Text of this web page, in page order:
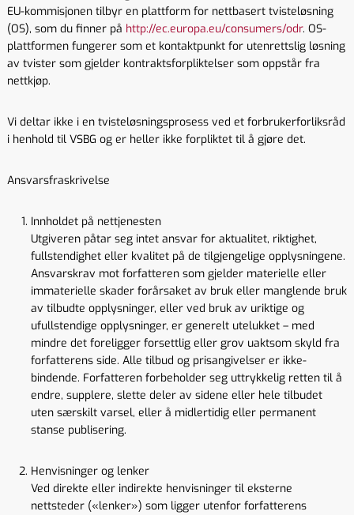
EU-kommisjonen tilbyr en plattform for nettbasert tvisteløsning
(OS), som du finner på http://ec.europa.eu/consumers/odr. OS-
plattformen fungerer som et kontaktpunkt for utenrettslig løsning
av tvister som gjelder kontraktsforpliktelser som oppstår fra
nettkjøp.
Vi deltar ikke i en tvisteløsningsprosess ved et forbrukerforliksråd
i henhold til VSBG og er heller ikke forpliktet til å gjøre det.
Ansvarsfraskrivelse
Innholdet på nettjenesten
Utgiveren påtar seg intet ansvar for aktualitet, riktighet,
fullstendighet eller kvalitet på de tilgjengelige opplysningene.
Ansvarskrav mot forfatteren som gjelder materielle eller
immaterielle skader forårsaket av bruk eller manglende bruk
av tilbudte opplysninger, eller ved bruk av uriktige og
ufullstendige opplysninger, er generelt utelukket – med
mindre det foreligger forsettlig eller grov uaktsom skyld fra
forfatterens side. Alle tilbud og prisangivelser er ikke-
bindende. Forfatteren forbeholder seg uttrykkelig retten til å
endre, supplere, slette deler av sidene eller hele tilbudet
uten særskilt varsel, eller å midlertidig eller permanent
stanse publisering.
Henvisninger og lenker
Ved direkte eller indirekte henvisninger til eksterne
nettsteder («lenker») som ligger utenfor forfatterens